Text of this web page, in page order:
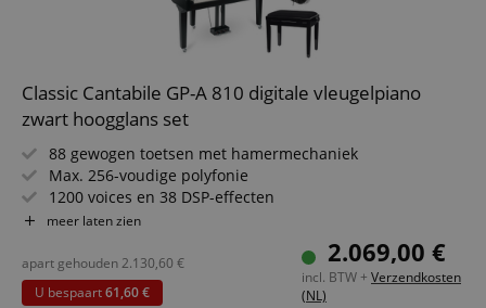
Classic Cantabile GP-A 810 digitale vleugelpiano
zwart hoogglans set
88 gewogen toetsen met hamermechaniek
Max. 256-voudige polyfonie
1200 voices en 38 DSP-effecten
Bluetooth®-streaming functie
Uitgebreide begeleidingsfuncties met 270 styles
Layer-, split- en twinova-piano functie
Opnamefunctie als MIDI of MP3
meer laten zien
2.069,00 €
incl. BTW + Verzendkosten
(NL)
apart gehouden2.130,60 €
U bespaart61,60 €